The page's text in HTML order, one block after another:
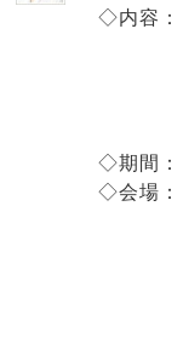
◇内容：
◇期間：
◇会場：